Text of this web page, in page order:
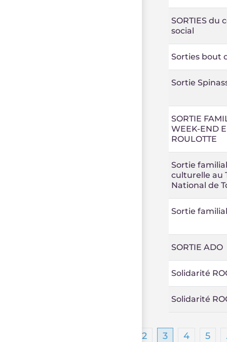
SORTIES du
social
Sorties bout
Sortie
SORTIE
WEEK-END
ROULOTTE
Sortie
culturelle au
National de
Sortie
SORTIE ADO
Solidarité
Solidarité
2 3 4 5